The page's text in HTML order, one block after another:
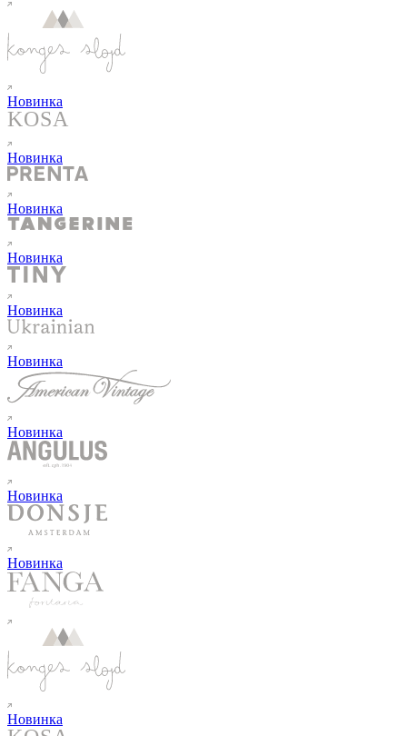
Новинка
Новинка
Новинка
Новинка
Новинка
Новинка
Новинка
Новинка
Новинка
Новинка